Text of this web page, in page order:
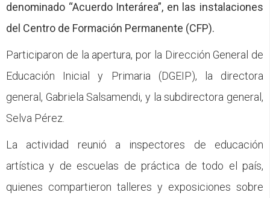
denominado “Acuerdo Interárea”, en las instalaciones
del Centro de Formación Permanente (CFP).
Participaron de la apertura, por la Dirección General de
Educación Inicial y Primaria (DGEIP), la directora
general, Gabriela Salsamendi, y la subdirectora general,
Selva Pérez.
La actividad reunió a inspectores de educación
artística y de escuelas de práctica de todo el país,
quienes compartieron talleres y exposiciones sobre